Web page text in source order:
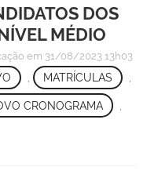
DOS
MÉDIO
em 31/08/2023 13h03
MATRÍCULAS
CRONOGRAMA